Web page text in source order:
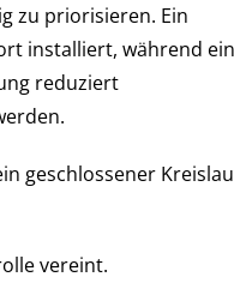
zu priorisieren. Ein
installiert, während ein
reduziert
geschlossener
vereint.